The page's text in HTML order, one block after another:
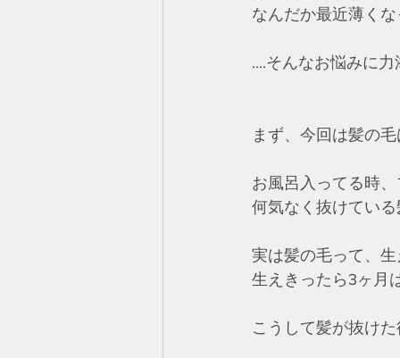
なんだか最近薄く
....そんなお悩みに
まず、今回は髪の
お風呂入ってる時
何気なく抜けてい
実は髪の毛って、
生えきったら3ヶ月
こうして髪が抜け